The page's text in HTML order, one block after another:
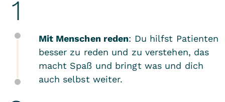
Mit Menschen reden: Du hilfst Patienten
besser zu reden und zu verstehen, das
macht Spaß und bringt was und dich
auch selbst weiter.